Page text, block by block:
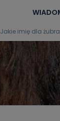
Jakie imię dla